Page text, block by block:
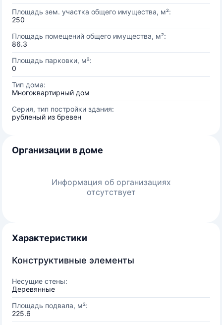
Площадь зем. участка общего имущества, м²:
250
Площадь помещений общего имущества, м²:
86.3
Площадь парковки, м²:
0
Тип дома:
Многоквартирный дом
Серия, тип постройки здания:
рубленый из бревен
Организации в доме
Информация об организациях
отсутствует
Характеристики
Конструктивные элементы
Несущие стены:
Деревянные
Площадь подвала, м²:
225.6